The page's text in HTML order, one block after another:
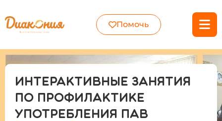
Помочь
Интерактивные занятия
по профилактике
употребления ПАВ